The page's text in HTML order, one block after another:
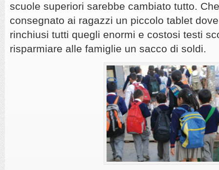
scuole superiori sarebbe cambiato tutto.
consegnato ai ragazzi un piccolo tablet
rinchiusi tutti quegli enormi e costosi testi
risparmiare alle famiglie un sacco di soldi.